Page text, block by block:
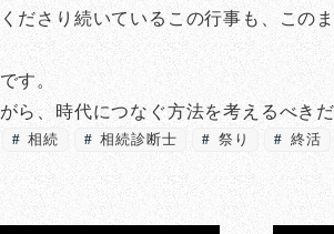
ださり続いているこの行事も、この
す。
ら、時代につなぐ方法を考えるべき
相続 相続診断士 祭り 終活